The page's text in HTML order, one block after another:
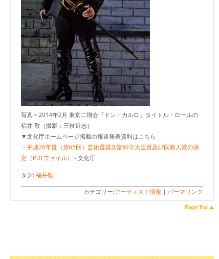
写真＝2014年2月 東京二期会『ドン・カルロ』タイトル・ロールの
福井 敬（撮影：三枝近志）
▼文化庁ホームページ掲載の報道発表資料はこちら
・ 平成26年度（第65回）芸術選奨文部科学大臣賞及び同新人賞の決
定（PDFファイル） - 文化庁
タグ:福井敬
カテゴリー:アーティスト情報 | パーマリンク